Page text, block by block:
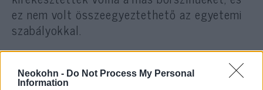
Neokohn - Do Not Process My Personal
Information
ez nem volt összeegyeztethető az egyetemi
szabályokkal.
tartanak a hír szerint.